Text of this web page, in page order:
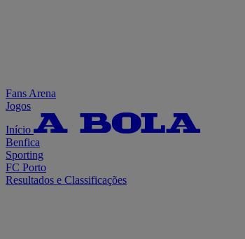
Fans Arena
Jogos
Início
Benfica
Sporting
FC Porto
Resultados e Classificações